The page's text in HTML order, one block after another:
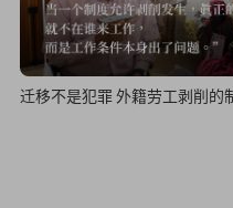
迁移不是犯罪 外籍劳工剥削的